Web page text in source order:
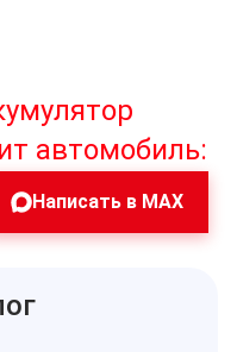
автомобиль:
Написать в MAX